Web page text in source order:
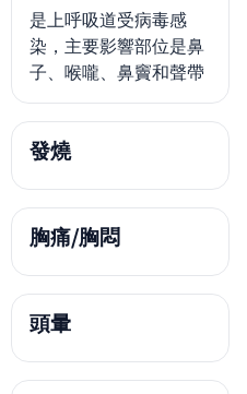
是上呼吸道受病毒感
染，主要影響部位是鼻
子、喉嚨、鼻竇和聲帶
發燒
胸痛/胸悶
頭暈